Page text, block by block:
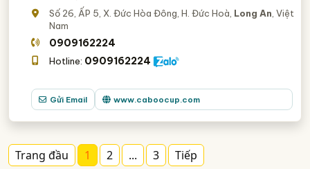
Số 26, ẤP 5, X. Đức Hòa Đông, H. Đức Hoà, Long An , Việt
Nam
0909162224
Hotline: 0909162224
Gửi Email www.caboocup.com
Trang đầu 1 2 ... 3 Tiếp